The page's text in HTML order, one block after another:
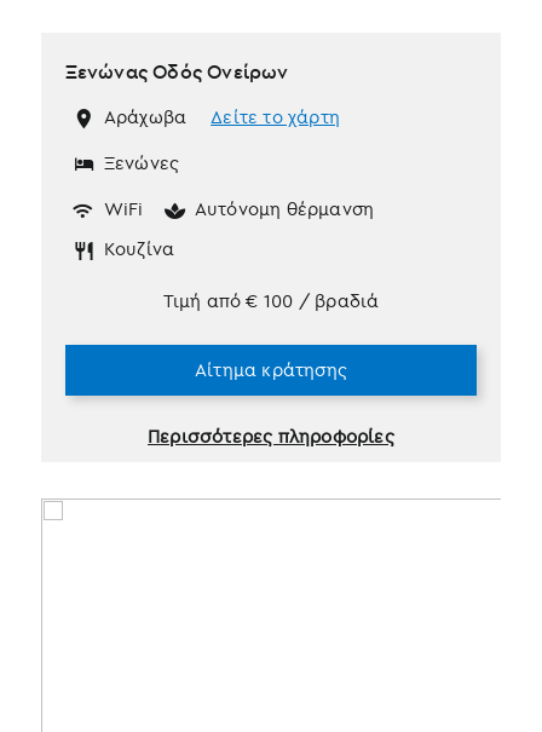
Ξενώνας Οδός Ονείρων
Αράχωβα
Δείτε το χάρτη
Ξενώνες
WiFi
Αυτόνομη θέρμανση
Κουζίνα
Περισσότερες πληροφορίες
Τιμή από € 100 / βραδιά
Αίτημα κράτησης